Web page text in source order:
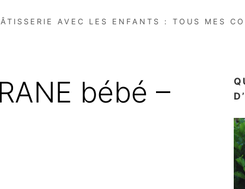
AVEC LES ENFANTS : TOUS MES
bébé –